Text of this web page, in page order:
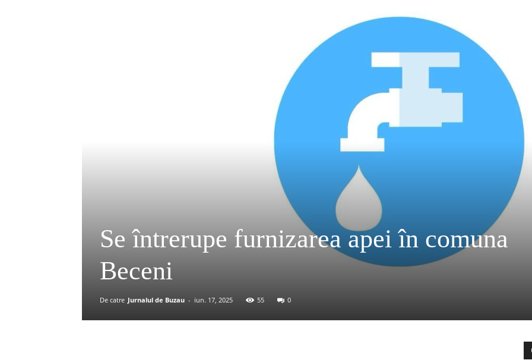
de
Buzau
Se întrerupe furnizarea apei în comuna
Beceni
De catre Jurnalul de Buzau - iun. 17, 2025 55 0